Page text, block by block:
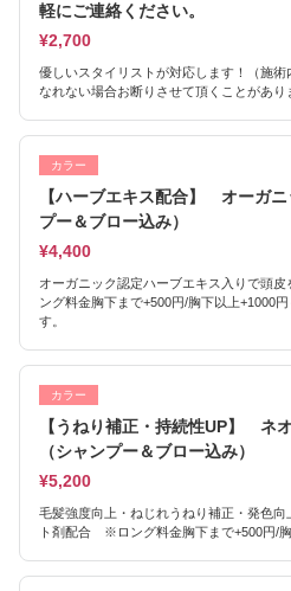
軽にご連絡ください。
¥2,700
優しいスタイリストが対応します！（施
なれない場合お断りさせて頂くことがあり
カラー
【ハーブエキス配合】 オーガ
プー＆ブロー込み）
¥4,400
オーガニック認定ハーブエキス入りで頭
ング料金胸下まで+500円/胸下以上+1000
す。
カラー
【うねり補正・持続性UP】 ネ
（シャンプー＆ブロー込み）
¥5,200
毛髪強度向上・ねじれうねり補正・発色
ト剤配合 ※ロング料金胸下まで+500円/